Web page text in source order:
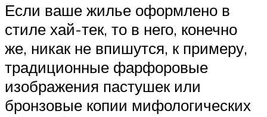
Если ваше жилье оформлено в
стиле хай-тек, то в него, конечно
же, никак не впишутся, к примеру,
традиционные фарфоровые
изображения пастушек или
бронзовые копии мифологических